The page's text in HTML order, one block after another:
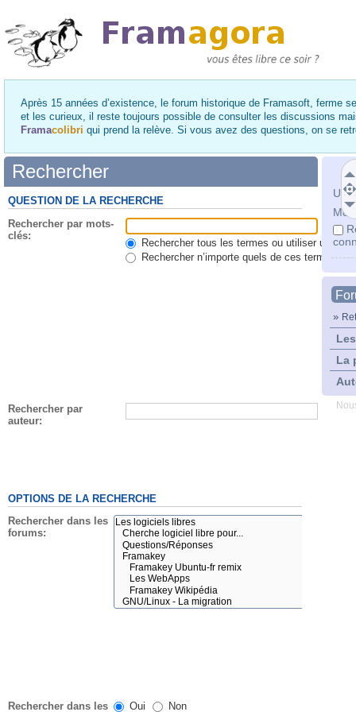
Après 15 années d’existence, le forum historique de Framasoft, ferme
et les curieux, il reste toujours possible de consulter les discussions
Framacolibri qui prend la relève. Si vous avez des questions, on se
Mot
»
La
Rechercher
QUESTION DE LA RECHERCHE
Rechercher par mots-
clés:
Rechercher tous les termes ou utiliser une
Rechercher n’importe quels de ces termes
Rechercher par
auteur:
OPTIONS DE LA RECHERCHE
Rechercher dans les
forums:
Rechercher dans les Oui Non